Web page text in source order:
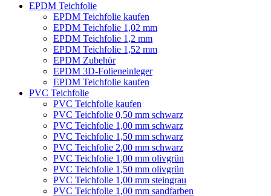
EPDM Teichfolie
EPDM Teichfolie kaufen
EPDM Teichfolie 1,02 mm
EPDM Teichfolie 1,2 mm
EPDM Teichfolie 1,52 mm
EPDM Zubehör
EPDM 3D-Folieneinleger
EPDM Teichfolie kaufen
PVC Teichfolie
PVC Teichfolie kaufen
PVC Teichfolie 0,50 mm schwarz
PVC Teichfolie 1,00 mm schwarz
PVC Teichfolie 1,50 mm schwarz
PVC Teichfolie 2,00 mm schwarz
PVC Teichfolie 1,00 mm olivgrün
PVC Teichfolie 1,50 mm olivgrün
PVC Teichfolie 1,00 mm steingrau
PVC Teichfolie 1,00 mm sandfarben